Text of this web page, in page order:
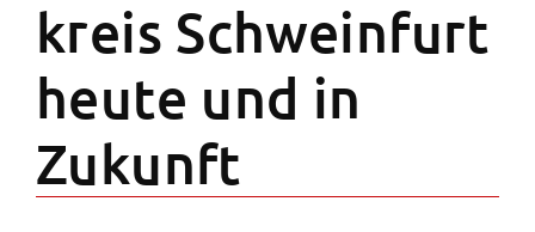
kreis Schwein­furt
heute und in
Zukunft
Zweck:
Speicherung Einwilligung Datenschutzhinweise
Cookie Laufzeit:
1 Jahr
Frontend Benutzer